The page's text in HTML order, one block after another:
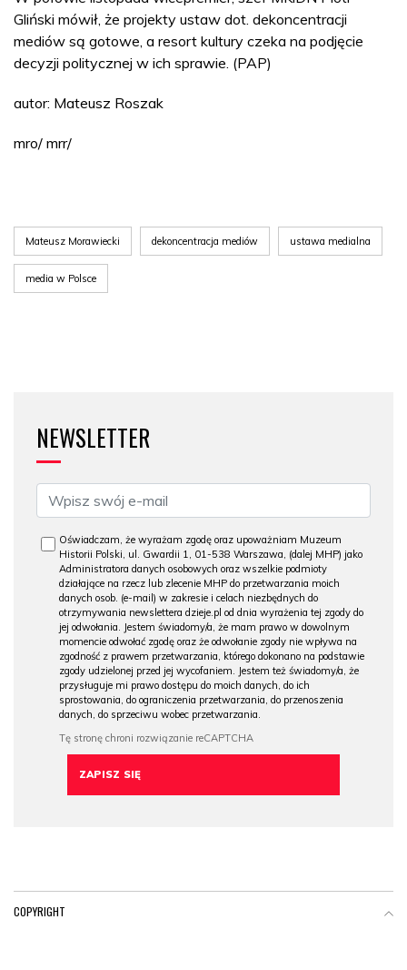
Gliński mówił, że projekty ustaw dot. dekoncentracji
mediów są gotowe, a resort kultury czeka na podjęcie
decyzji politycznej w ich sprawie. (PAP)
autor: Mateusz Roszak
mro/ mrr/
Mateusz Morawiecki dekoncentracja mediów ustawa medialna
media w Polsce
NEWSLETTER
Oświadczam, że wyrażam zgodę oraz upoważniam Muzeum
Historii Polski, ul. Gwardii 1, 01-538 Warszawa, (dalej MHP) jako
Administratora danych osobowych oraz wszelkie podmioty
działające na rzecz lub zlecenie MHP do przetwarzania moich
danych osob. (e-mail) w zakresie i celach niezbędnych do
otrzymywania newslettera dzieje.pl od dnia wyrażenia tej zgody do
jej odwołania. Jestem świadomy/a, że mam prawo w dowolnym
momencie odwołać zgodę oraz że odwołanie zgody nie wpływa na
zgodność z prawem przetwarzania, którego dokonano na podstawie
zgody udzielonej przed jej wycofaniem. Jestem też świadomy/a, że
przysługuje mi prawo dostępu do moich danych, do ich
sprostowania, do ograniczenia przetwarzania, do przenoszenia
danych, do sprzeciwu wobec przetwarzania.
COPYRIGHT